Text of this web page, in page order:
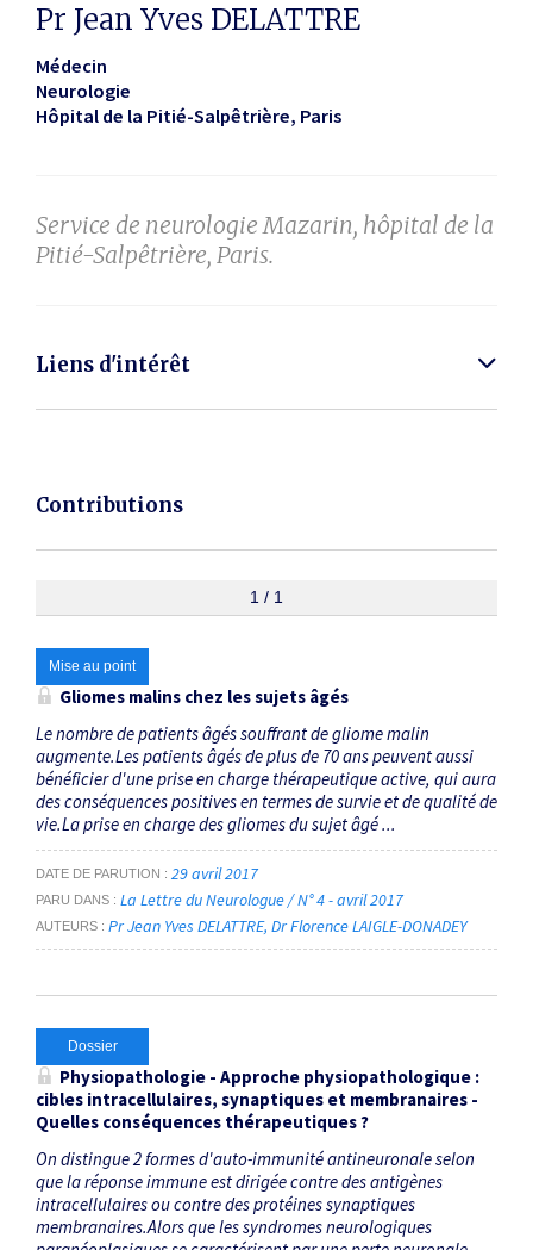
Pr Jean Yves DELATTRE
Médecin
Neurologie
Hôpital de la Pitié-Salpêtrière Paris
Service de neurologie Mazarin, hôpital de la
Pitié-Salpêtrière, Paris.
Liens d'intérêt
Contributions
1 / 1
Mise au point
Gliomes malins chez les sujets âgés
Le nombre de patients âgés souffrant de gliome malin
augmente.Les patients âgés de plus de 70 ans peuvent aussi
bénéficier d'une prise en charge thérapeutique active, qui aura
des conséquences positives en termes de survie et de qualité de
vie.La prise en charge des gliomes du sujet âgé ...
DATE DE PARUTION 29 avril 2017
PARU DANS La Lettre du Neurologue / N° 4 - avril 2017
AUTEURS Pr Jean Yves DELATTRE Dr Florence LAIGLE-DONADEY
Dossier
Physiopathologie - Approche physiopathologique :
cibles intracellulaires, synaptiques et membranaires -
Quelles conséquences thérapeutiques ?
On distingue 2 formes d'auto-immunité antineuronale selon
que la réponse immune est dirigée contre des antigènes
intracellulaires ou contre des protéines synaptiques
membranaires.Alors que les syndromes neurologiques